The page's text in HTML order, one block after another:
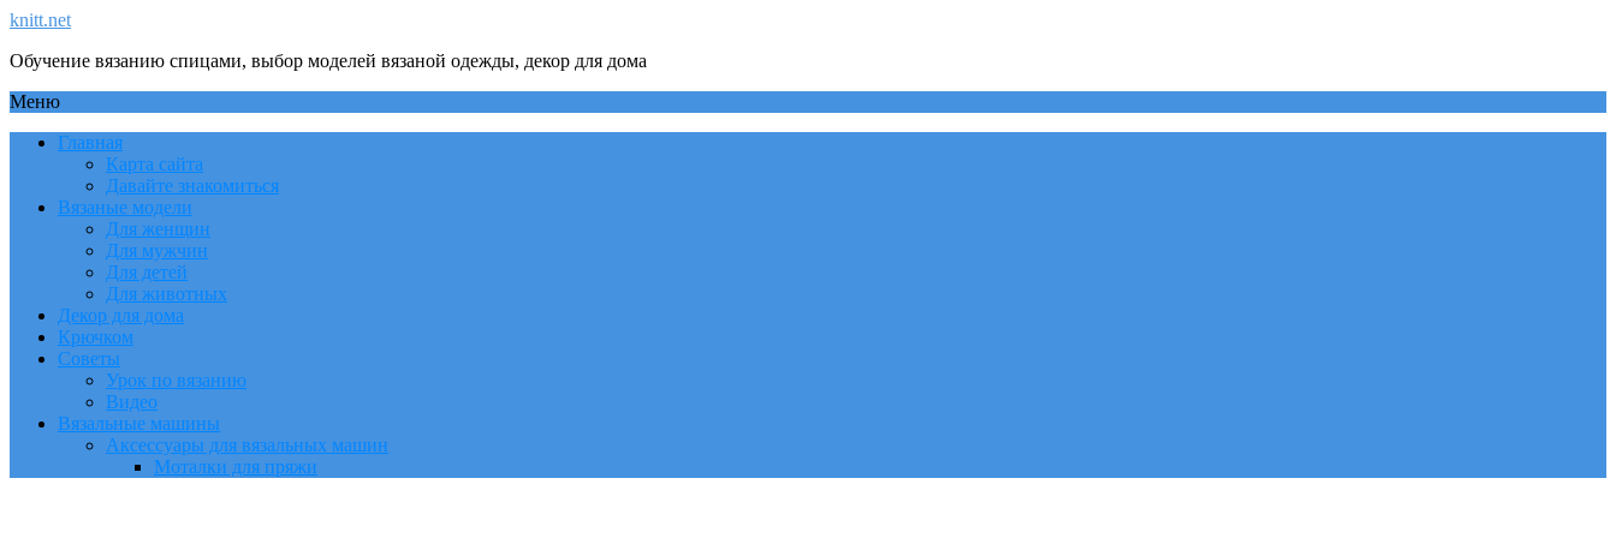
knitt.net
Обучение вязанию спицами, выбор моделей вязаной одежды, декор для дома
Меню
Главная
Карта сайта
Давайте знакомиться
Вязаные модели
Для женщин
Для мужчин
Для детей
Для животных
Декор для дома
Крючком
Советы
Урок по вязанию
Видео
Вязальные машины
Аксессуары для вязальных машин
Моталки для пряжи